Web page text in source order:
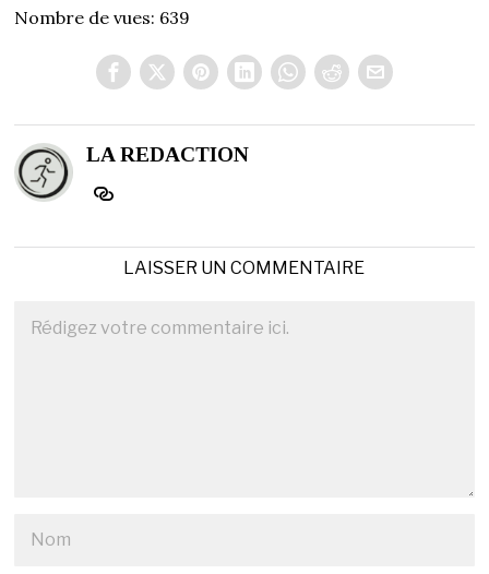
Nombre de vues: 639
LA REDACTION
LAISSER UN COMMENTAIRE